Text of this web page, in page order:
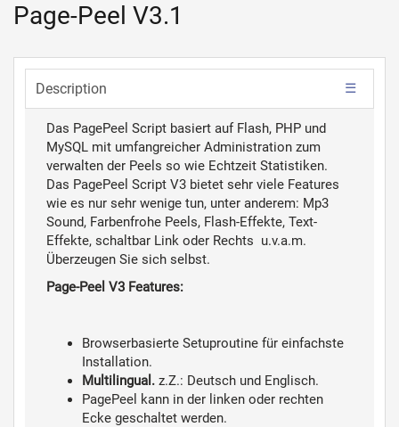
Page-Peel V3.1
Description
Das PagePeel Script basiert auf Flash, PHP und
MySQL mit umfangreicher Administration zum
verwalten der Peels so wie Echtzeit Statistiken.
Das PagePeel Script V3 bietet sehr viele Features
wie es nur sehr wenige tun, unter anderem: Mp3
Sound, Farbenfrohe Peels, Flash-Effekte, Text-
Effekte, schaltbar Link oder Rechts u.v.a.m.
Überzeugen Sie sich selbst.
Page-Peel V3 Features:
Browserbasierte Setuproutine für einfachste
Installation.
Multilingual. z.Z.: Deutsch und Englisch.
PagePeel kann in der linken oder rechten
Ecke geschaltet werden.